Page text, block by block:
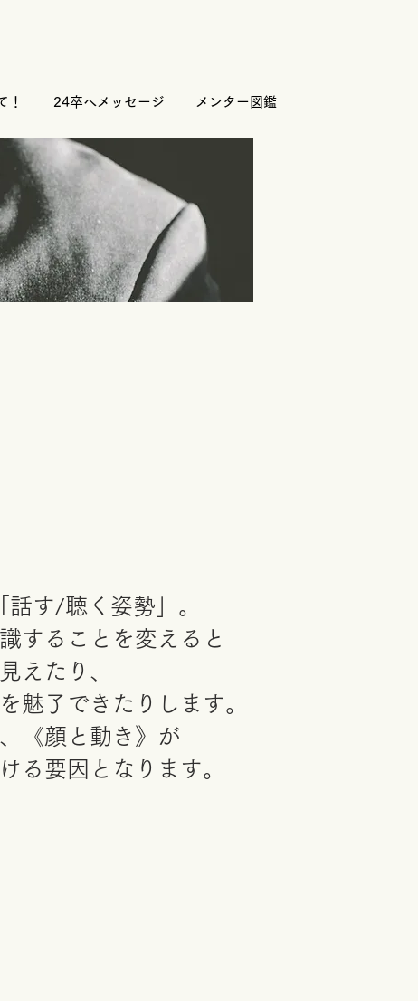
！ 24卒へメッセージ メンター図鑑
す/聴く姿勢」。
することを変えると
えたり、
魅了できたりします。
《顔と動き》が
る要因となります。